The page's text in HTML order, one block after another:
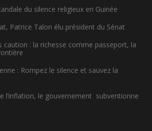
du silence religieux en Guinée
Patrice Talon élu président du Sénat
caution : la richesse comme passeport, la
: Rompez le silence et sauvez la
l’inflation, le gouvernement subventionne